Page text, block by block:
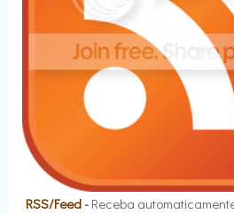
RSS/Feed- Receba